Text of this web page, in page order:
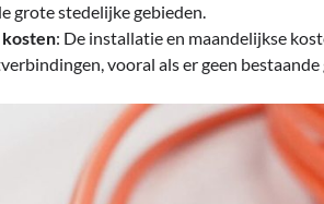
grote stedelijke gebieden.
: De installatie en maandelijkse
vooral als er geen